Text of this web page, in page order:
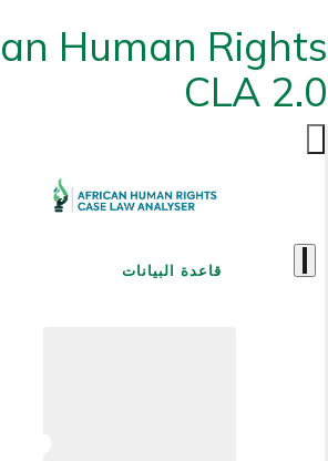
Human Rights
CLA 2.0
قاعدة البيانات